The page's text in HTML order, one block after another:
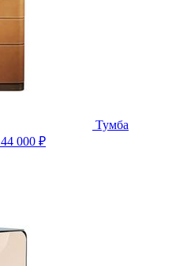
Тумба
44 000 ₽